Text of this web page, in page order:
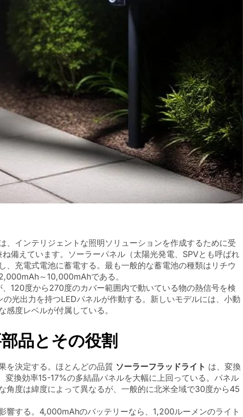
、インテリジェントな照明ソリューションを作成するために受
備えています。ソーラーパネル（太陽光発電、SPVとも呼ばれ
、充電式電池に蓄電する。最も一般的な蓄電池の種類はリチウ
～10,000mAhである。
120度から270度のカバー範囲内で動いている物の熱信号を検
光出力を持つLEDパネルが作動する。新しいモデルには、小動
度レベルが付属している。
品とその役割
を決定する。ほとんどの品質 ソーラーフラッドライト は、変換
換効率15-17%の多結晶パネルを大幅に上回っている。パネル
角度は緯度によって異なるが、一般的に北米全域で30度から45
響する。4,000mAhのバッテリーなら、1,200ルーメンのライト